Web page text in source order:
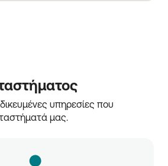
υπηρεσίες που
μας.